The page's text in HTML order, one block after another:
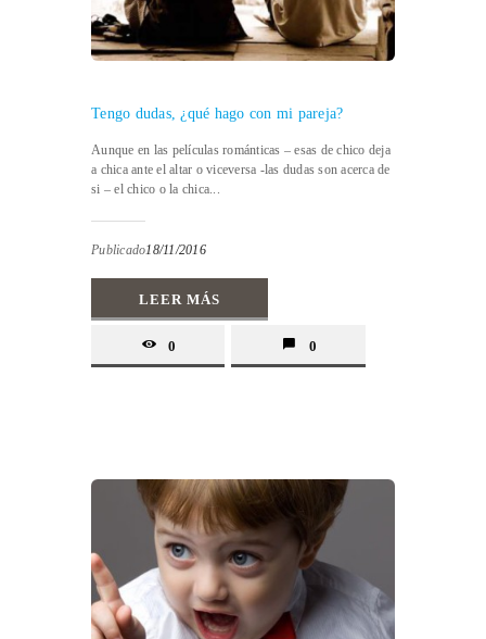
Tengo dudas, ¿qué hago con mi pareja?
Aunque en las películas románticas – esas de chico deja
a chica ante el altar o viceversa -las dudas son acerca de
si – el chico o la chica...
Publicado18/11/2016
LEER MÁS
0 0